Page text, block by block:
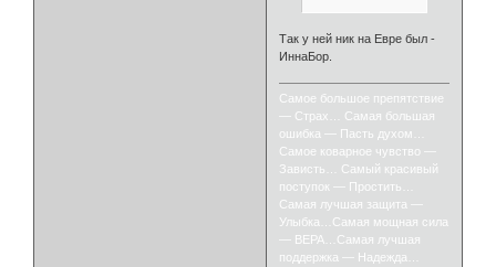
Так у ней ник на Евре был -
ИннаБор.
Самое большое препятствие
— Страх… Самая большая
ошибка — Пасть духом…
Самое коварное чувство —
Зависть… Самый красивый
поступок — Простить…
Самая лучшая защита —
Улыбка…Самая мощная сила
— ВЕРА…Самая лучшая
поддержка — Надежда…